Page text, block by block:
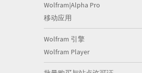
Wolfram|Alpha Pro
移动应用
Wolfram 引擎
Wolfram Player